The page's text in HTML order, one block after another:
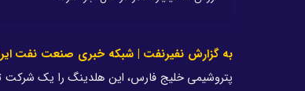
به گزارش نفیرنفت | شبکه خبری صنعت نفت
پتروشیمی خلیج فارس، این هلدینگ را یک شرکت